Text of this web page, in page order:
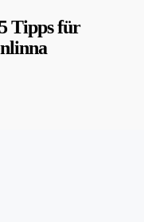
Tipps für